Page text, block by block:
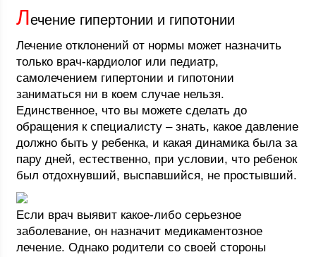
Лечение гипертонии и гипотонии
Лечение отклонений от нормы может назначить
только врач-кардиолог или педиатр,
самолечением гипертонии и гипотонии
заниматься ни в коем случае нельзя.
Единственное, что вы можете сделать до
обращения к специалисту – знать, какое давление
должно быть у ребенка, и какая динамика была за
пару дней, естественно, при условии, что ребенок
был отдохнувший, выспавшийся, не простывший.
Если врач выявит какое-либо серьезное
заболевание, он назначит медикаментозное
лечение. Однако родители со своей стороны